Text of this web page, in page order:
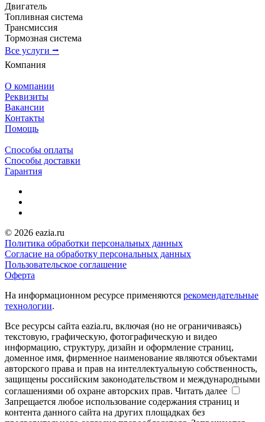
Двигатель
Топливная система
Трансмиссия
Тормозная система
Все услуги ⭢
Компания
О компании
Реквизиты
Вакансии
Контакты
Помощь
Способы оплаты
Способы доставки
Гарантия
© 2026 eazia.ru
Политика обработки персональных данных
Согласие на обработку персональных данных
Пользовательское соглашение
Оферта
На информационном ресурсе применяются рекомендательные
технологии.
Все ресурсы сайта eazia.ru, включая (но не ограничиваясь)
текстовую, графическую, фотографическую и видео
информацию, структуру, дизайн и оформление страниц,
доменное имя, фирменное наименование являются объектами
авторского права и прав на интеллектуальную собственность,
защищены российским законодательством и международными
соглашениями об охране авторских прав. Читать далее
Запрещается любое использование содержания страниц и
контента данного сайта на других площадках без